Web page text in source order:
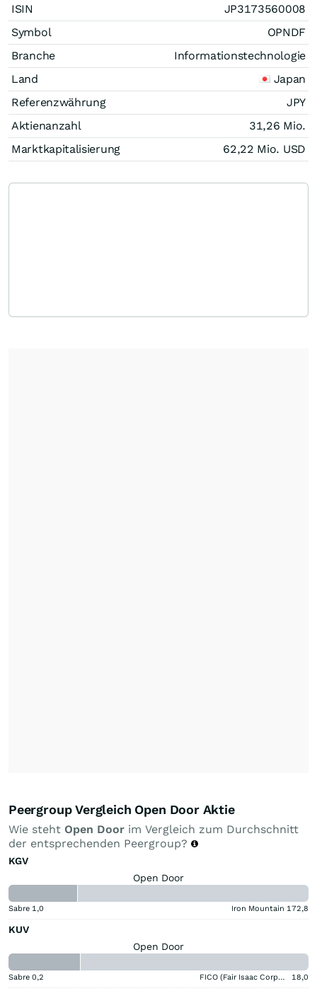
ISIN
JP3173560008
Symbol
OPNDF
Branche
Informationstechnologie
Land
Japan
Referenzwährung
JPY
Aktienanzahl
31,26 Mio.
Marktkapitalisierung
62,22 Mio. USD
Peergroup Vergleich Open Door Aktie
Wie steht Open Door im Vergleich zum Durchschnitt
der entsprechenden Peergroup?
KGV
Open Door
Sabre 1,0 Iron Mountain 172,8
KUV
Open Door
Sabre 0,2 FICO (Fair Isaac Corporation) 18,0